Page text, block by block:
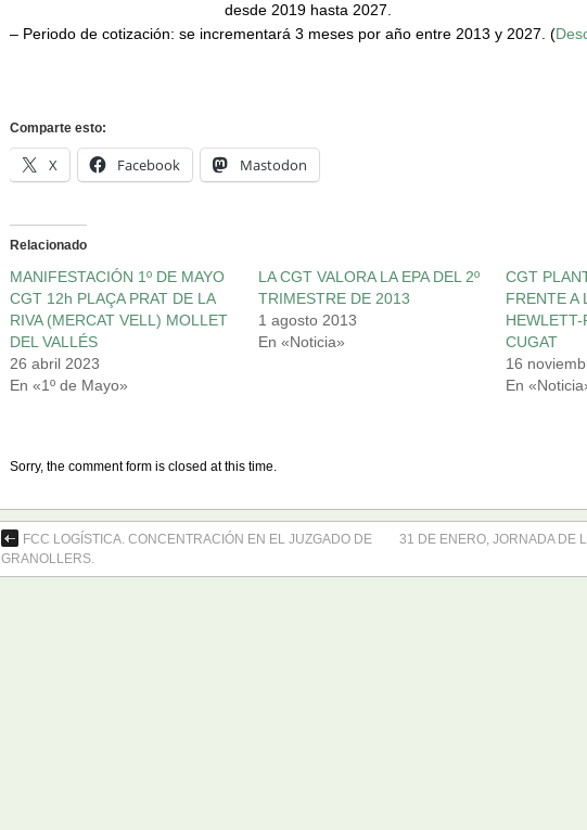
desde 2019 hasta 2027.
– Periodo de cotización: se incrementará 3 meses por año entre 2013 y 2027. (
Comparte esto:
X Facebook Mastodon
Relacionado
MANIFESTACIÓN 1º DE MAYO
CGT 12h PLAÇA PRAT DE LA
RIVA (MERCAT VELL) MOLLET
DEL VALLÉS
26 abril 2023
En «1º de Mayo»
LA CGT VALORA LA EPA DEL 2º
TRIMESTRE DE 2013
1 agosto 2013
En «Noticia»
CGT
FRENTE A
HEWLETT-
CUGAT
16
En
Sorry, the comment form is closed at this time.
FCC LOGÍSTICA. CONCENTRACIÓN EN EL JUZGADO DE
GRANOLLERS.
31 DE ENERO, JORNADA DE